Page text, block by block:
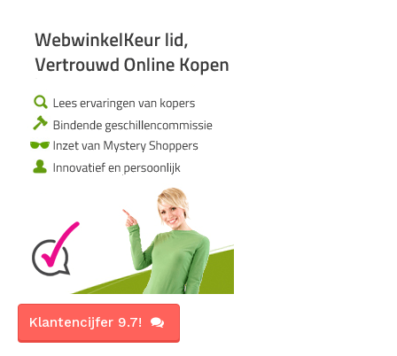
Klantencijfer 9.7!